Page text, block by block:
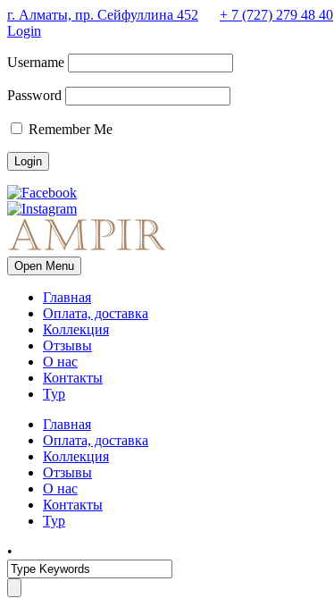
г. Алматы, пр. Сейфуллина 452 + 7 (727) 279 48 40
Login
Username
Password
Remember Me
Open Menu
Главная
Оплата, доставка
Коллекция
Отзывы
О нас
Контакты
Тур
Главная
Оплата, доставка
Коллекция
Отзывы
О нас
Контакты
Тур
•